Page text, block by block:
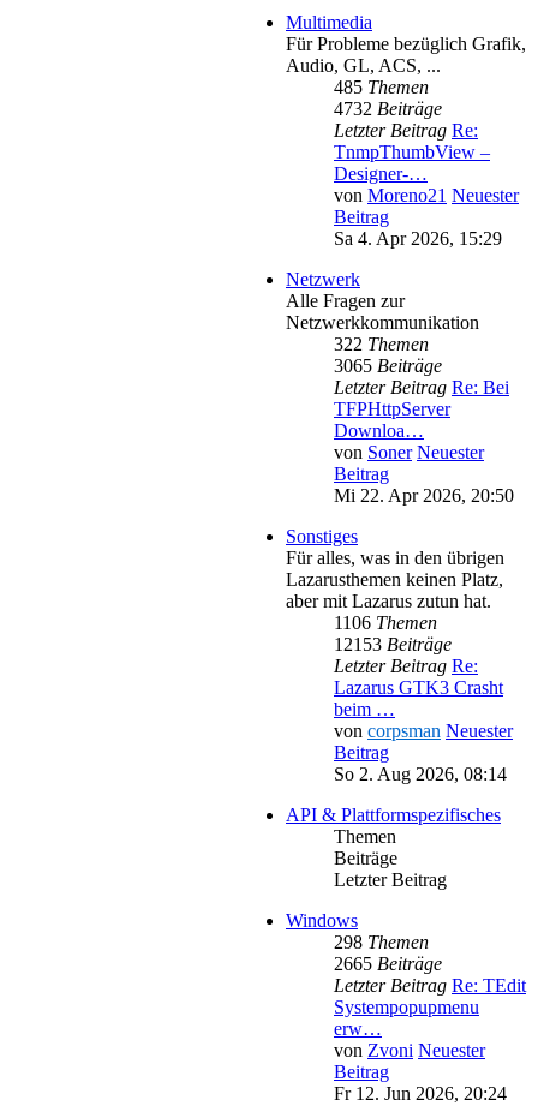
Multimedia
Für Probleme bezüglich Grafik,
Audio, GL, ACS, ...
485 Themen
4732 Beiträge
Letzter Beitrag Re:
TnmpThumbView –
Designer-…
von Moreno21 Neuester
Beitrag
Sa 4. Apr 2026, 15:29
Netzwerk
Alle Fragen zur
Netzwerkkommunikation
322 Themen
3065 Beiträge
Letzter Beitrag Re: Bei
TFPHttpServer
Downloa…
von Soner Neuester
Beitrag
Mi 22. Apr 2026, 20:50
Sonstiges
Für alles, was in den übrigen
Lazarusthemen keinen Platz,
aber mit Lazarus zutun hat.
1106 Themen
12153 Beiträge
Letzter Beitrag Re:
Lazarus GTK3 Crasht
beim …
von corpsman Neuester
Beitrag
So 2. Aug 2026, 08:14
API & Plattformspezifisches
Themen
Beiträge
Letzter Beitrag
Windows
298 Themen
2665 Beiträge
Letzter Beitrag Re: TEdit
Systempopupmenu
erw…
von Zvoni Neuester
Beitrag
Fr 12. Jun 2026, 20:24